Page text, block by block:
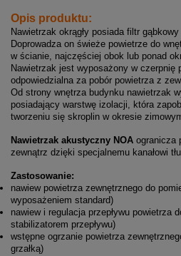
Opis produktu:
Nawietrzak okrągły posiada filtr
Doprowadza on świeże powietrze do
w ścianie, najczęściej obok lub ponad
Nawietrzak jest wyposażony w czerpnię
odpowiedzialna za pobór powietrza z
Od strony wnętrza budynku nawietrzak
posiadający warstwę izolacji, która
tworzeniu się skroplin w okresie
Nawietrzak akustyczny NOA ogranicza
zewnątrz dzięki specjalnemu kanałowi
Zastosowanie:
nawiew powietrza zewnętrznego do
wyposażeniem standard)
nawiew i regulacja przepływu powietrza
stabilizatorem przepływu)
wstępne ogrzanie powietrza
grzałką)